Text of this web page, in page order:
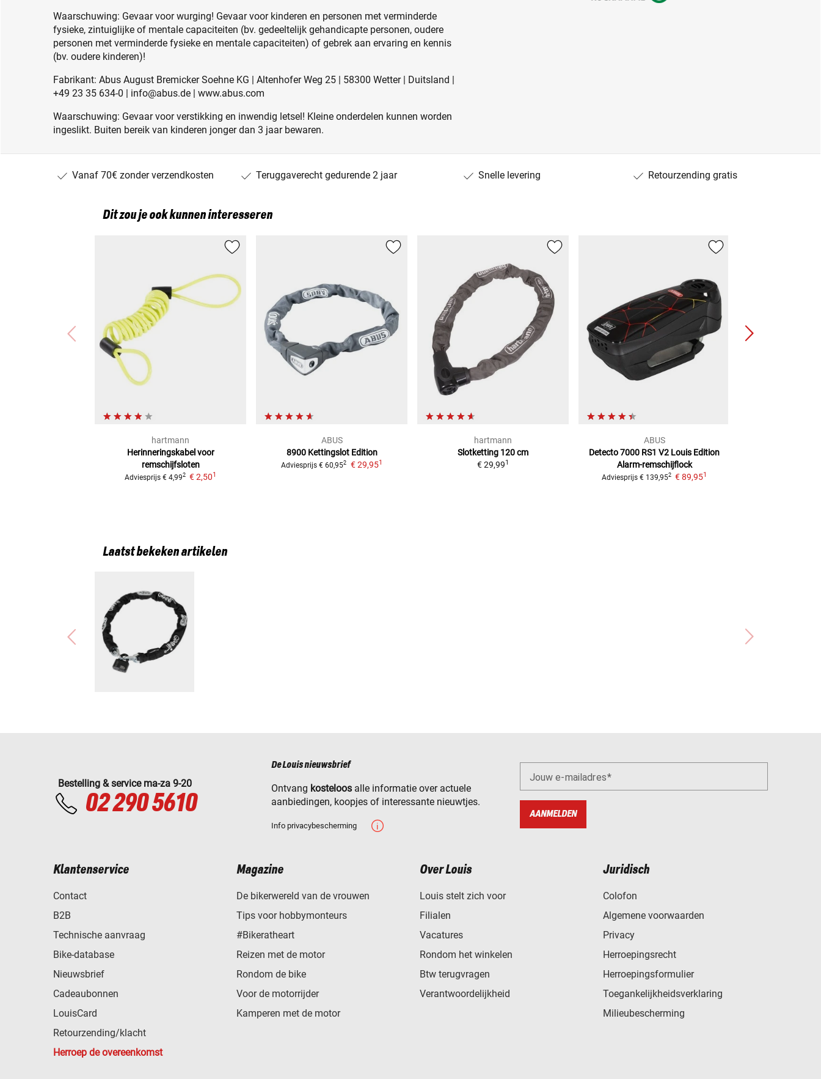
Waarschuwing: Gevaar voor wurging! Gevaar voor kinderen en personen met verminderde
fysieke, zintuiglijke of mentale capaciteiten (bv. gedeeltelijk gehandicapte personen, oudere
personen met verminderde fysieke en mentale capaciteiten) of gebrek aan ervaring en kennis
(bv. oudere kinderen)!
Fabrikant: Abus August Bremicker Soehne KG | Altenhofer Weg 25 | 58300 Wetter | Duitsland |
+49 23 35 634-0 | info@abus.de | www.abus.com
Waarschuwing: Gevaar voor verstikking en inwendig letsel! Kleine onderdelen kunnen worden
ingeslikt. Buiten bereik van kinderen jonger dan 3 jaar bewaren.
Vanaf 70€ zonder verzendkosten Teruggaverecht gedurende 2 jaar Snelle levering Retourzending gratis
Dit zou je ook kunnen interesseren
hartmann
Herinneringskabel voor
remschijfsloten
Adviesprijs € 4,992 € 2,501
ABUS
8900 Kettingslot Edition
Adviesprijs € 60,952 € 29,951
hartmann
Slotketting 120 cm
€ 29,991
ABUS
Detecto 7000 RS1 V2 Louis Edition
Alarm-remschijflock
Adviesprijs € 139,952 € 89,951
Laatst bekeken artikelen
Bestelling & service ma-za 9-20
02 290 5610
De Louis nieuwsbrief
Ontvang kosteloos alle informatie over actuele
aanbiedingen, koopjes of interessante nieuwtjes.
Info privacybescherming
Jouw e-mailadres
AANMELDEN
Klantenservice
Contact
B2B
Technische aanvraag
Bike-database
Nieuwsbrief
Cadeaubonnen
LouisCard
Retourzending/klacht
Herroep de overeenkomst
Magazine
De bikerwereld van de vrouwen
Tips voor hobbymonteurs
#Bikeratheart
Reizen met de motor
Rondom de bike
Voor de motorrijder
Kamperen met de motor
Over Louis
Louis stelt zich voor
Filialen
Vacatures
Rondom het winkelen
Btw terugvragen
Verantwoordelijkheid
Juridisch
Colofon
Algemene voorwaarden
Privacy
Herroepingsrecht
Herroepingsformulier
Toegankelijkheidsverklaring
Milieubescherming